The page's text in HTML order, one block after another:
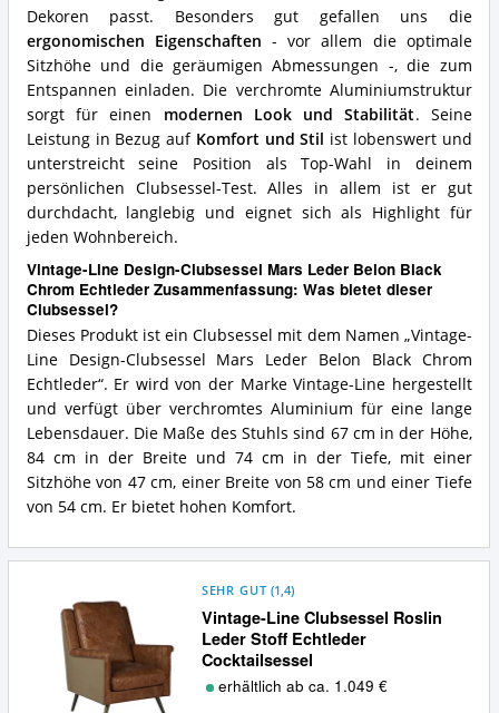
Dekoren passt. Besonders gut gefallen uns die
ergonomischen Eigenschaften - vor allem die optimale
Sitzhöhe und die geräumigen Abmessungen -, die zum
Entspannen einladen. Die verchromte Aluminiumstruktur
sorgt für einen modernen Look und Stabilität. Seine
Leistung in Bezug auf Komfort und Stil ist lobenswert und
unterstreicht seine Position als Top-Wahl in deinem
persönlichen Clubsessel-Test. Alles in allem ist er gut
durchdacht, langlebig und eignet sich als Highlight für
jeden Wohnbereich.
Vintage-Line Design-Clubsessel Mars Leder Belon Black
Chrom Echtleder Zusammenfassung: Was bietet dieser
Clubsessel?
Dieses Produkt ist ein Clubsessel mit dem Namen „Vintage-
Line Design-Clubsessel Mars Leder Belon Black Chrom
Echtleder“. Er wird von der Marke Vintage-Line hergestellt
und verfügt über verchromtes Aluminium für eine lange
Lebensdauer. Die Maße des Stuhls sind 67 cm in der Höhe,
84 cm in der Breite und 74 cm in der Tiefe, mit einer
Sitzhöhe von 47 cm, einer Breite von 58 cm und einer Tiefe
von 54 cm. Er bietet hohen Komfort.
diesen
Clubsessel?
Vintage-Line Clubsessel Roslin
Leder Stoff Echtleder
Cocktailsessel
SEHR GUT (1,4)
erhältlich ab ca. 1.049 €